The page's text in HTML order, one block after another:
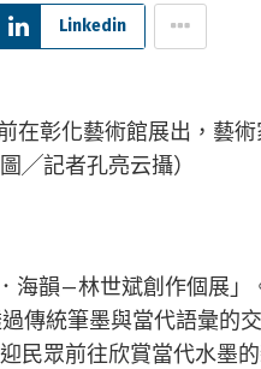
Linkedin
彰化藝術館展出，藝
╱記者孔亮云攝）
海韻—林世斌創作個展」
傳統筆墨與當代語彙的
民眾前往欣賞當代水墨的